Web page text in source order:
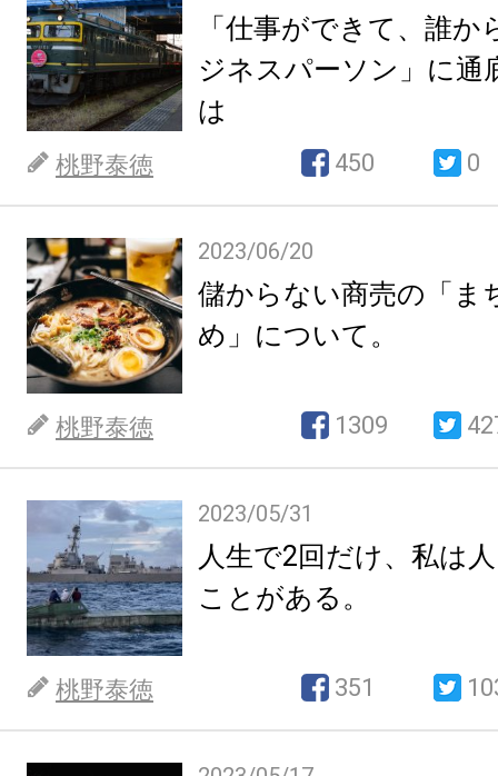
「仕事ができて、誰
ジネスパーソン」に通
は
桃野泰徳 450 0
2023/06/20
儲からない商売の「ま
め」について。
桃野泰徳 1309
2023/05/31
人生で2回だけ、私は
ことがある。
桃野泰徳 351